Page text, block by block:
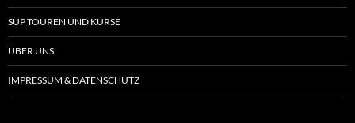
SUP TOUREN UND KURSE
ÜBER UNS
IMPRESSUM & DATENSCHUTZ